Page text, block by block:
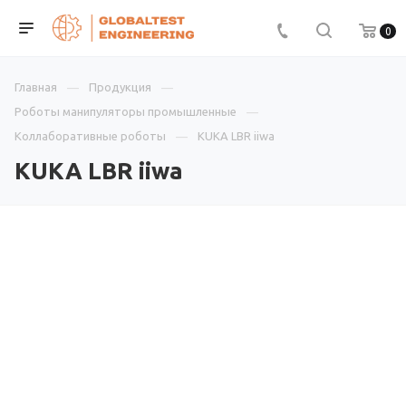
0
Главная
Продукция
Роботы манипуляторы промышленные
Коллаборативные роботы
KUKA LBR iiwa
KUKA LBR iiwa